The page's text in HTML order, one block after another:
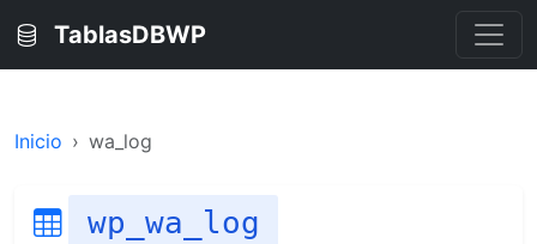
TablasDBWP
Inicio wa_log
wp_wa_log